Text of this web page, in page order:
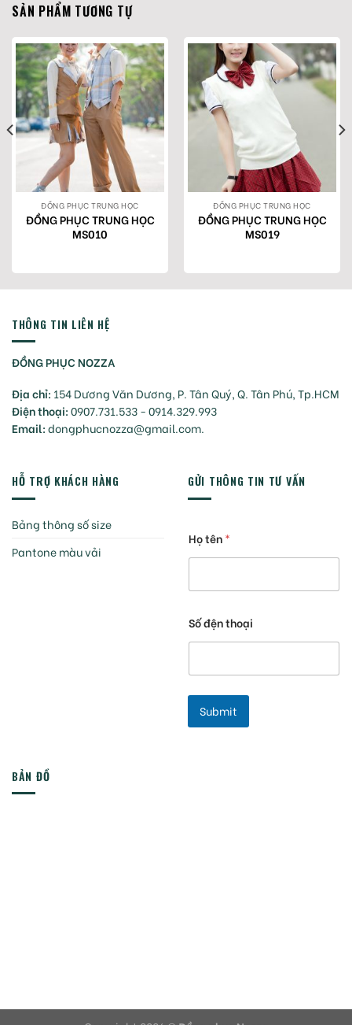
SẢN PHẨM TƯƠNG TỰ
ĐỒNG PHỤC TRUNG HỌC
ĐỒNG PHỤC TRUNG HỌC
MS010
ĐỒNG PHỤC TRUNG HỌC
ĐỒNG PHỤC TRUNG HỌC
MS019
THÔNG TIN LIÊN HỆ
ĐỒNG PHỤC NOZZA
Địa chỉ: 154 Dương Văn Dương, P. Tân Quý, Q. Tân Phú, Tp.HCM
Điện thoại:0907.731.533 - 0914.329.993
Email:dongphucnozza@gmail.com.
HỖ TRỢ KHÁCH HÀNG
Bảng thông số size
Pantone màu vải
GỬI THÔNG TIN TƯ VẤN
Họ tên*
Số đện thoại
Submit
BẢN ĐỒ